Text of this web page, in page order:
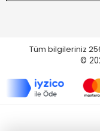
Tüm bilgileriniz
©